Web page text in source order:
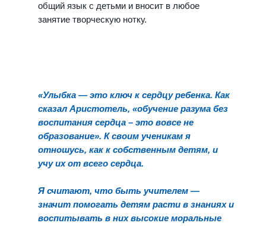
общий язык с детьми и вносит в любое
занятие творческую нотку.
«Улыбка — это ключ к сердцу ребенка. Как
сказал Аристотель, «обучение разума без
воспитания сердца – это вовсе не
образование». К своим ученикам я
отношусь, как к собственным детям, и
учу их от всего сердца.
Я считают, что быть учителем —
значит помогать детям расти в знаниях и
воспитывать в них высокие моральные